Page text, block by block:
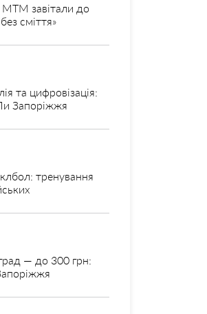
МТМ завітали до
сміття»
та цифровізація:
Запоріжжя
тренування
— до 300 грн: